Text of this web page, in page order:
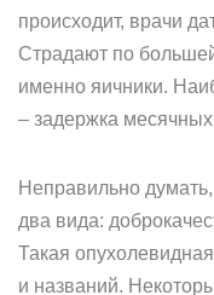
происходит, врачи
Страдают по
именно яичники.
– задержка месячных
Неправильно
два вида:
Такая
и названий.